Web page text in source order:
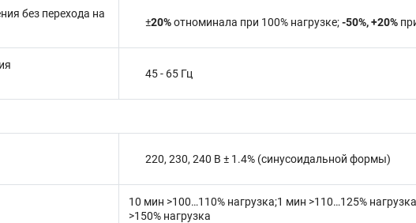
без перехода на
±20%отноминала при 100% нагрузке;-50%, +20%
45 - 65 Гц
220, 230, 240 В ± 1.4% (синусоидальной формы)
10 мин >100…110% нагрузка;1 мин >110…125%
>150% нагрузка